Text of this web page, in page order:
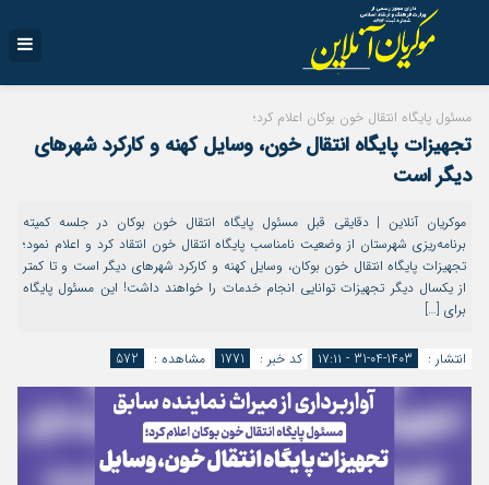
مسئول پایگاه انتقال خون بوکان اعلام کرد؛
تجهیزات پایگاه انتقال خون، وسایل کهنه و کارکرد شهرهای
دیگر است
موکریان آنلاین | دقایقی قبل مسئول پایگاه انتقال خون بوکان در جلسه کمیته
برنامه‌ریزی شهرستان از وضعیت نامناسب پایگاه انتقال خون انتقاد کرد و اعلام نمود؛
تجهیزات پایگاه انتقال خون بوکان، وسایل کهنه و کارکرد شهرهای دیگر است و تا کمتر
از یکسال دیگر تجهیزات توانایی انجام خدمات را خواهند داشت! این مسئول پایگاه
برای […]
انتشار : 1403-04-31 - ۱۷:۱۱ کد خبر : 1771 مشاهده : 572